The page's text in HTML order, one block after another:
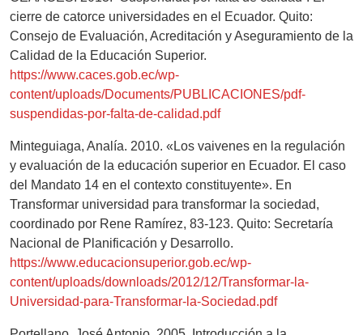
cierre de catorce universidades en el Ecuador. Quito:
Consejo de Evaluación, Acreditación y Aseguramiento de la
Calidad de la Educación Superior.
https://www.caces.gob.ec/wp-
content/uploads/Documents/PUBLICACIONES/pdf-
suspendidas-por-falta-de-calidad.pdf
Minteguiaga, Analía. 2010. «Los vaivenes en la regulación
y evaluación de la educación superior en Ecuador. El caso
del Mandato 14 en el contexto constituyente». En
Transformar universidad para transformar la sociedad,
coordinado por Rene Ramírez, 83-123. Quito: Secretaría
Nacional de Planificación y Desarrollo.
https://www.educacionsuperior.gob.ec/wp-
content/uploads/downloads/2012/12/Transformar-la-
Universidad-para-Transformar-la-Sociedad.pdf